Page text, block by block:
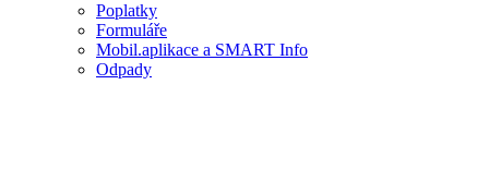
Poplatky
Formuláře
Mobil.aplikace a SMART Info
Odpady